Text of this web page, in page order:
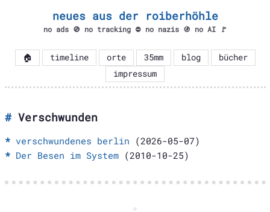
neues aus der roiberhöhle
no ads 🚫 no tracking ⛔ no nazis 🚯 no AI 🚩
🏠 timeline orte 35mm blog
bücher
impressum
Verschwunden
verschwundenes berlin (2026-05-07)
Der Besen im System(2010-10-25)